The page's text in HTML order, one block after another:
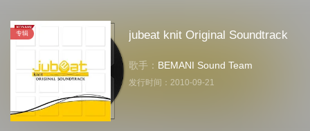
专辑 jubeat knit Original Soundtrack
歌手： BEMANI Sound Team
发行时间： 2010-09-21